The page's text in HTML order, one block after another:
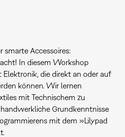
smarte Accessoires:
In diesem Workshop
die direkt an oder auf
können. Wir lernen
mit Technischem zu
Grundkenntnisse
mit dem »Lilypad